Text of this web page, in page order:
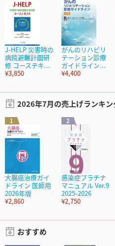
J-HELP 災害時の
病院避難計画研
修 コーステキ...
¥3,850
がんのリハビリ
テーション診療
ガイドライン...
¥4,400
2026年7月の売上げランキン
1
大腸癌治療ガイ
ドライン 医師用
2026年版
¥2,860
2
感染症プラチナ
マニュアル Ver.9
2025-2026
¥2,750
おすすめ